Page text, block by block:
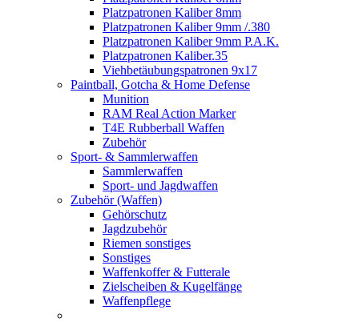
Platzpatronen Kaliber 8mm
Platzpatronen Kaliber 9mm /.380
Platzpatronen Kaliber 9mm P.A.K.
Platzpatronen Kaliber.35
Viehbetäubungspatronen 9x17
Paintball, Gotcha & Home Defense
Munition
RAM Real Action Marker
T4E Rubberball Waffen
Zubehör
Sport- & Sammlerwaffen
Sammlerwaffen
Sport- und Jagdwaffen
Zubehör (Waffen)
Gehörschutz
Jagdzubehör
Riemen sonstiges
Sonstiges
Waffenkoffer & Futterale
Zielscheiben & Kugelfänge
Waffenpflege